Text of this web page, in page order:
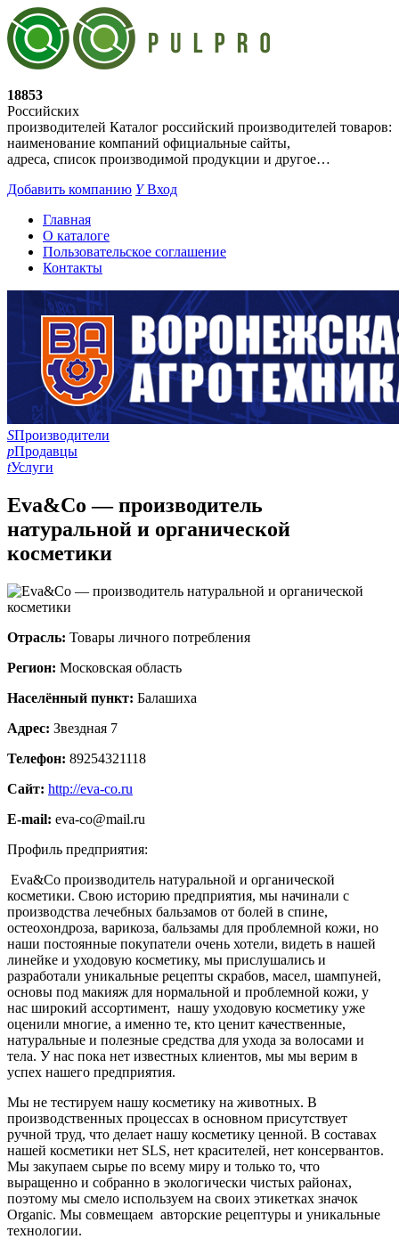
18853
Российских
производителей Каталог российский производителей товаров:
наименование компаний официальные сайты,
адреса, список производимой продукции и другое…
Добавить компанию YВход
Главная
О каталоге
Пользовательское соглашение
Контакты
SПроизводители
pПродавцы
tУслуги
Eva&Co — производитель
натуральной и органической
косметики
Отрасль: Товары личного потребления
Регион: Московская область
Населённый пункт: Балашиха
Адрес: Звездная 7
Телефон: 89254321118
Сайт: http://eva-co.ru
E-mail: eva-co@mail.ru
Профиль предприятия:
Eva&Co производитель натуральной и органической
косметики. Свою историю предприятия, мы начинали с
производства лечебных бальзамов от болей в спине,
остеохондроза, варикоза, бальзамы для проблемной кожи, но
наши постоянные покупатели очень хотели, видеть в нашей
линейке и уходовую косметику, мы прислушались и
разработали уникальные рецепты скрабов, масел, шампуней,
основы под макияж для нормальной и проблемной кожи, у
нас широкий ассортимент, нашу уходовую косметику уже
оценили многие, а именно те, кто ценит качественные,
натуральные и полезные средства для ухода за волосами и
тела. У нас пока нет известных клиентов, мы мы верим в
успех нашего предприятия.
Мы не тестируем нашу косметику на животных. В
производственных процессах в основном присутствует
ручной труд, что делает нашу косметику ценной. В составах
нашей косметики нет SLS, нет красителей, нет консервантов.
Мы закупаем сырье по всему миру и только то, что
выращенно и собранно в экологически чистых районах,
поэтому мы смело используем на своих этикетках значок
Organic. Мы совмещаем авторские рецептуры и уникальные
технологии.